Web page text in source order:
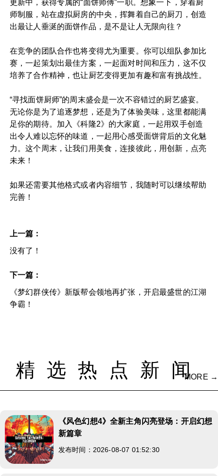
更新中，获得专属的“面饼师傅”一职。想象一下，穿着厨
师制服，站在虚拟厨房的中央，挥舞着自己的厨刀，创造
出最让人垂涎的面饼作品，是不是让人无限向往？
在竞争的团队合作也将变得尤为重要。你可以组队参加比
赛，一起策划出最佳方案，一起面对时间和压力，这不仅
培养了合作精神，也让厨艺变得更加有趣和富有挑战性。
“寻找面饼厨师”的周末盛会是一次不容错过的厨艺盛宴。
无论你是为了追逐梦想，还是为了体验美味，这里都能满
足你的期待。加入《科隆2》的大家庭，一起用双手创造
出令人难以忘怀的味道，一起用心感受面饼背后的文化魅
力。这个周末，让我们用美食，连接彼此，用创新，点亮
未来！
如果还需要其他格式或者内容细节，我随时可以继续帮助
完善！
上一篇：
没有了！
下一篇：
《梦幻群侠传》新版帮会领地再扩张，开启最盛世的江湖
争霸！
精选热点新闻
MORE →
《风色幻想4》全新主角闪亮登场：开启幻想
新篇章
发布时间：2026-08-07 01:52:30